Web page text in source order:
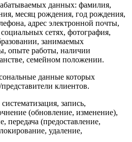
данных: фамилия,
месяц рождения, год рождения,
адрес электронной почты,
сетях, фотография,
занимаемых
опыте работы, наличии
семейном положении.
данные которых
клиентов.
запись,
(обновление, изменение),
передача (предоставление,
удаление,